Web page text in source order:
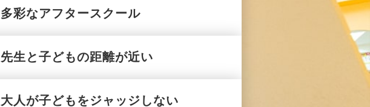
多彩なアフタースクール
先生と子どもの距離が近い
大人が子どもをジャッジしない